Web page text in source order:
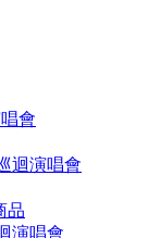
會
迴演唱會
品
演唱會